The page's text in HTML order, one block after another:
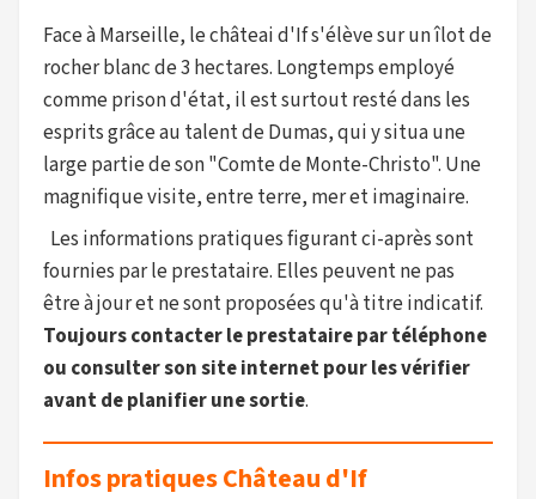
Face à Marseille, le châteai d'If s'élève sur un îlot de
rocher blanc de 3 hectares. Longtemps employé
comme prison d'état, il est surtout resté dans les
esprits grâce au talent de Dumas, qui y situa une
large partie de son "Comte de Monte-Christo". Une
magnifique visite, entre terre, mer et imaginaire.
Les informations pratiques figurant ci-après sont
fournies par le prestataire. Elles peuvent ne pas
être à jour et ne sont proposées qu'à titre indicatif.
Toujours contacter le prestataire par téléphone
ou consulter son site internet pour les vérifier
avant de planifier une sortie.
Infos pratiques Château d'If